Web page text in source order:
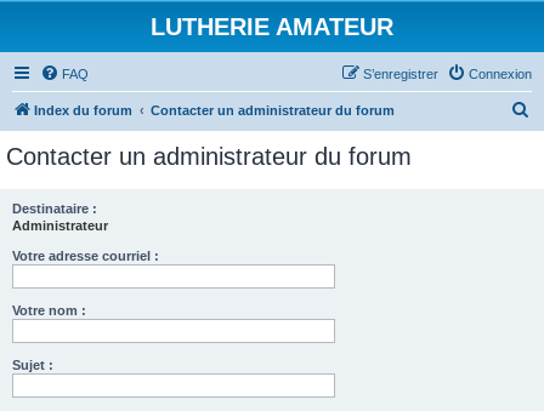
LUTHERIE AMATEUR
FAQ Connexion
S’enregistrer
Index du forum Contacter un administrateur du forum
Contacter un administrateur du forum
Destinataire :
Administrateur
Votre adresse courriel :
Votre nom :
Sujet :